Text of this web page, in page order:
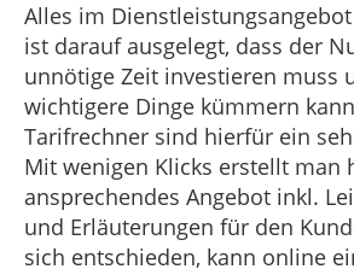
Alles im Dienstleistungsangebot
ist darauf ausgelegt, dass der
unnötige Zeit investieren muss
wichtigere Dinge kümmern
Tarifrechner sind hierfür ein
Mit wenigen Klicks erstellt man
ansprechendes Angebot inkl.
und Erläuterungen für den
sich entschieden, kann online